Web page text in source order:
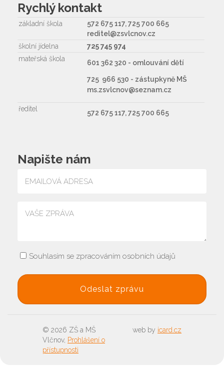
Rychlý kontakt
základní škola
572 675 117, 725 700 665
reditel@zsvlcnov.cz
školní jídelna
725 745 974
mateřská škola
601 362 320 - omlouvání dětí
725 966 530 - zástupkyně MŠ
ms.zsvlcnov@seznam.cz
ředitel 572 675 117, 725 700 665
Napište nám
Souhlasím se zpracováním osobních údajů
© 2026 ZŠ a MŠ
Vlčnov, Prohlášení o
přístupnosti
web by icard.cz